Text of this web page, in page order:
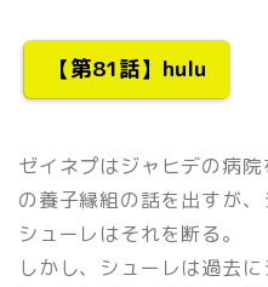
【第81話】hulu
ゼイネプはジャヒデの病
の養子縁組の話を出すが
シューレはそれを断る。
しかし、シューレは過去